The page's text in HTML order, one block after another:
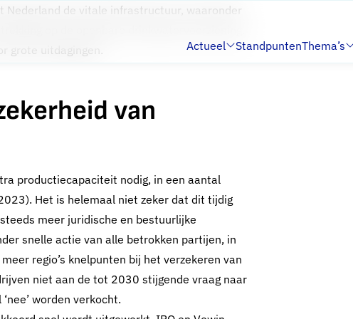
Submenu:
Actueel Standpunten
Submenu:
Thema’s
de vitale infrastructuur, waaronder
op de openbare drinkwatervoorziening.
grote uitdagingen.
van
productiecapaciteit nodig, in een aantal
Het is helemaal niet zeker dat dit tijdig
meer juridische en bestuurlijke
snelle actie van alle betrokken partijen, in
regio’s knelpunten bij het verzekeren van
niet aan de tot 2030 stijgende vraag naar
worden verkocht.